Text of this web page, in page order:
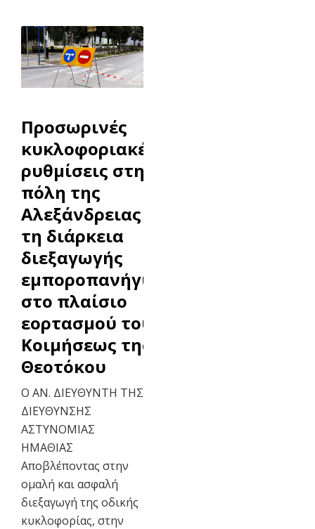
Προσωρινές
κυκλοφοριακές
ρυθμίσεις στην
πόλη της
Αλεξάνδρειας κατά
τη διάρκεια
διεξαγωγής
εμποροπανήγυρης,
στο πλαίσιο
εορτασμού του Ι.Ν.
Κοιμήσεως της
Θεοτόκου
Ο ΑΝ. ΔΙΕΥΘΥΝΤΗ ΤΗΣ
ΔΙΕΥΘΥΝΣΗΣ
ΑΣΤΥΝΟΜΙΑΣ
ΗΜΑΘΙΑΣ
Αποβλέποντας στην
ομαλή και ασφαλή
διεξαγωγή της οδικής
κυκλοφορίας, στην